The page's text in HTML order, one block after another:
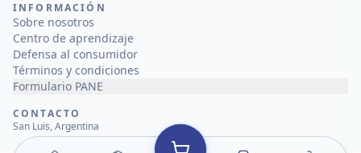
INFORMACIÓN
Sobre nosotros
Centro de aprendizaje
Defensa al consumidor
Términos y condiciones
Formulario PANE
CONTACTO
San Luis, Argentina